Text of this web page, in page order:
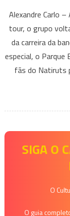
Alexandre Carlo
tour, o grupo
da carreira da
especial, o Parque
fãs do Natiruts
SIGA O
O
O guia